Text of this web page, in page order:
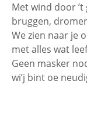
Met wind door
bruggen,
We zien naar je
met alles wat
Geen masker
wi’j bint oe